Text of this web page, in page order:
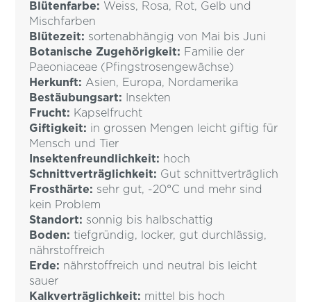
Blütenfarbe: Weiss, Rosa, Rot, Gelb und
Mischfarben
Blütezeit: sortenabhängig von Mai bis Juni
Botanische Zugehörigkeit: Familie der
Paeoniaceae (Pfingstrosengewächse)
Herkunft: Asien, Europa, Nordamerika
Bestäubungsart:
Insekten
Frucht: Kapselfrucht
Giftigkeit: in grossen Mengen leicht giftig für
Mensch und Tier
Insektenfreundlichkeit: hoch
Schnittverträglichkeit: Gut schnittverträglich
Frosthärte: sehr gut, -20°C und mehr sind
kein Problem
Standort: sonnig bis halbschattig
Boden:tiefgründig, locker, gut durchlässig,
nährstoffreich
Erde: nährstoffreich und neutral bis leicht
sauer
Kalkverträglichkeit: mittel bis hoch